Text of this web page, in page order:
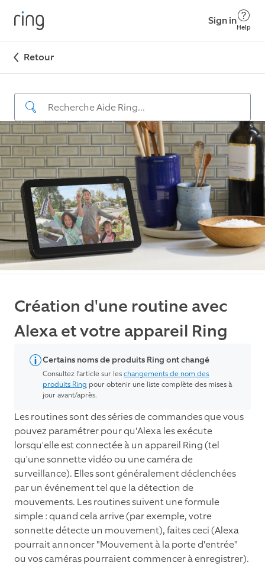
Sign in
Help
Retour
Création d'une routine avec
Alexa et votre appareil Ring
Certains noms de produits Ring ont changé
Consultez l'article sur leschangements de nom des
produits Ring pour obtenir une liste complète des mises à
jour avant/après.
Les routines sont des séries de commandes que vous
pouvez paramétrer pour qu'Alexa les exécute
lorsqu'elle est connectée à un appareil Ring (tel
qu'une sonnette vidéo ou une caméra de
surveillance). Elles sont généralement déclenchées
par un événement tel que la détection de
mouvements. Les routines suivent une formule
simple : quand cela arrive (par exemple, votre
sonnette détecte un mouvement), faites ceci (Alexa
pourrait annoncer "Mouvement à la porte d'entrée"
ou vos caméras pourraient commencer à enregistrer).